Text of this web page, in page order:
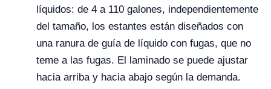
líquidos: de 4 a 110 galones, independientemente
del tamaño, los estantes están diseñados con
una ranura de guía de líquido con fugas, que no
teme a las fugas. El laminado se puede ajustar
hacia arriba y hacia abajo según la demanda.